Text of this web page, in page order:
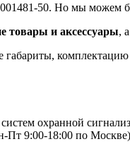
50. Но мы можем
товары и аксессуары,
охранной
Пт 9:00-18:00 по